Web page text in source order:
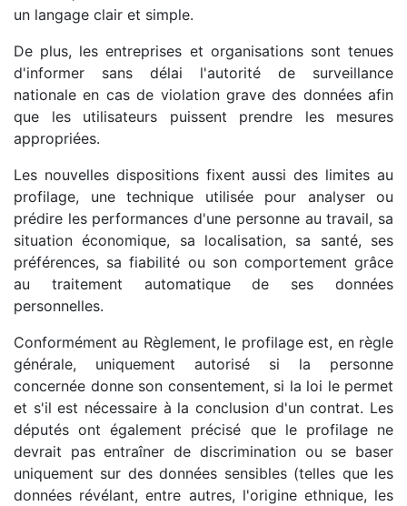
un langage clair et simple.
De plus, les entreprises et organisations sont tenues
d'informer sans délai l'autorité de surveillance
nationale en cas de violation grave des données afin
que les utilisateurs puissent prendre les mesures
appropriées.
Les nouvelles dispositions fixent aussi des limites au
profilage, une technique utilisée pour analyser ou
prédire les performances d'une personne au travail, sa
situation économique, sa localisation, sa santé, ses
préférences, sa fiabilité ou son comportement grâce
au traitement automatique de ses données
personnelles.
Conformément au Règlement, le profilage est, en règle
générale, uniquement autorisé si la personne
concernée donne son consentement, si la loi le permet
et s'il est nécessaire à la conclusion d'un contrat. Les
députés ont également précisé que le profilage ne
devrait pas entraîner de discrimination ou se baser
uniquement sur des données sensibles (telles que les
données révélant, entre autres, l'origine ethnique, les